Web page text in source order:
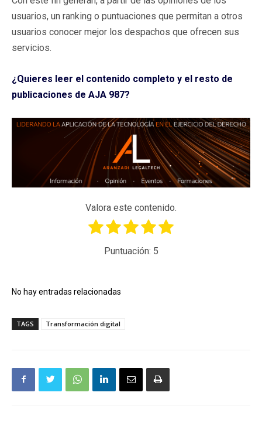
usuarios, un ranking o puntuaciones que permitan a otros
usuarios conocer mejor los despachos que ofrecen sus
servicios.
¿Quieres leer el contenido completo y el resto de
publicaciones de AJA 987?
Valora este contenido.
Puntuación: 5
No hay entradas relacionadas
TAGS Transformación digital